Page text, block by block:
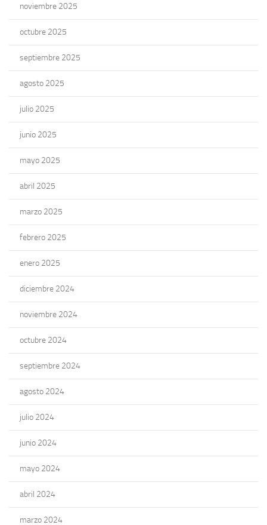
noviembre 2025
octubre 2025
septiembre 2025
agosto 2025
julio 2025
junio 2025
mayo 2025
abril 2025
marzo 2025
febrero 2025
enero 2025
diciembre 2024
noviembre 2024
octubre 2024
septiembre 2024
agosto 2024
julio 2024
junio 2024
mayo 2024
abril 2024
marzo 2024